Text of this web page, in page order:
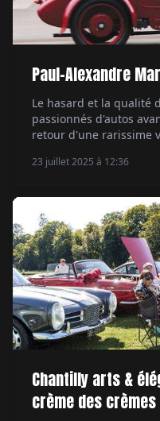
Paul-Alexandre
Le hasard et la qualité
passionnés d'autos
retour d'une rarissime
historiques. Par Marc
23 juillet 2025 à 12:36
Chantilly arts &
crème des crèmes